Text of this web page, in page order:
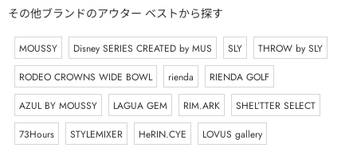
その他ブランドのアウター ベストから探す
MOUSSY Disney SERIES CREATED by MUS SLY
THROW by SLY
RODEO CROWNS WIDE BOWL
rienda
RIENDA GOLF
AZUL BY MOUSSY
LAGUA GEM RIM.ARK
SHEL’TTER SELECT
73Hours
STYLEMIXER HeRIN.CYE LOVUS gallery